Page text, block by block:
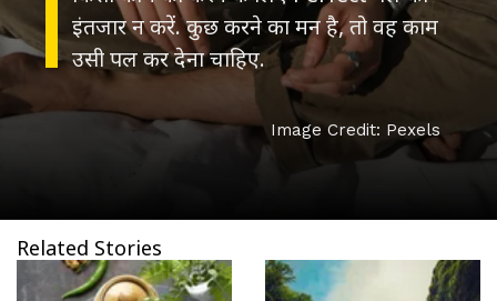
इंतजार न करें. कुछ करने का मन है, तो वह काम
उसी पल कर देना चाहिए.
Image Credit: Pexels
Related Stories